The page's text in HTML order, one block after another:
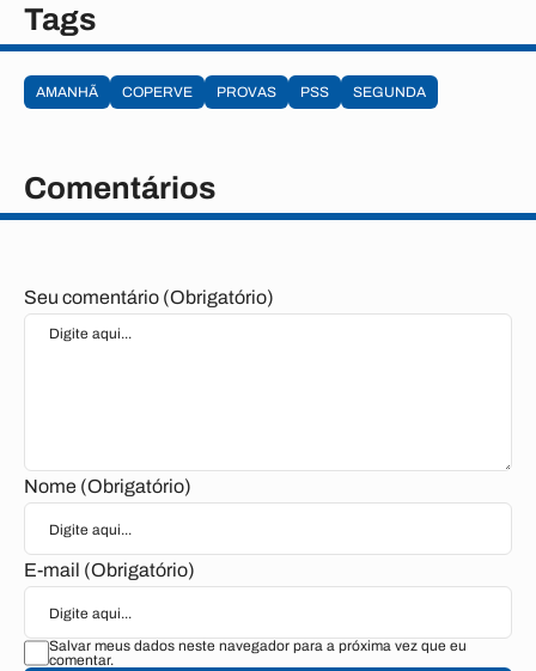
Tags
AMANHÃ COPERVE PROVAS PSS SEGUNDA
Comentários
Seu comentário (Obrigatório)
Nome (Obrigatório)
E-mail (Obrigatório)
Salvar meus dados neste navegador para a próxima vez que eu
comentar.